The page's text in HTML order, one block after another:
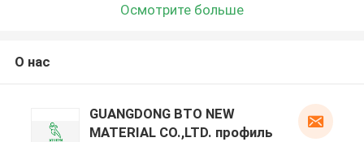
Осмотрите больше
О нас
GUANGDONG BTO NEW
MATERIAL CO.,LTD. профиль